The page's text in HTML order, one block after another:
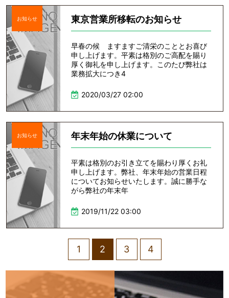
お知らせ 東京営業所移転のお知らせ
早春の候 ますますご清栄のこととお喜び
申し上げます。平素は格別のご高配を賜り
厚く御礼を申し上げます。このたび弊社は
業務拡大につき4
2020/03/27 02:00
お知らせ 年末年始の休業について
平素は格別のお引き立てを賜わり厚くお礼
申し上げます。弊社、年末年始の営業日程
についてお知らせいたします。誠に勝手な
がら弊社の年末年
2019/11/22 03:00
1 2 3 4